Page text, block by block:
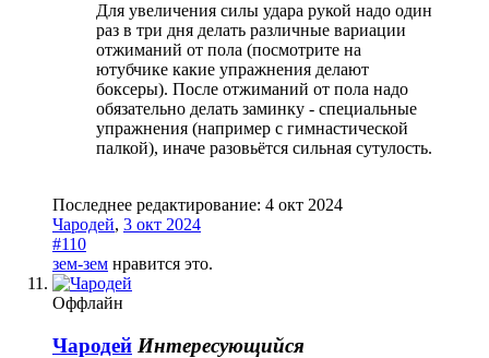
Для увеличения силы удара рукой надо один
раз в три дня делать различные вариации
отжиманий от пола (посмотрите на
ютубчике какие упражнения делают
боксеры). После отжиманий от пола надо
обязательно делать заминку - специальные
упражнения (например с гимнастической
палкой), иначе разовьётся сильная сутулость.
Последнее редактирование: 4 окт 2024
Чародей, 3 окт 2024
#110
зем-зем нравится это.
Оффлайн
Чародей Интересующийся